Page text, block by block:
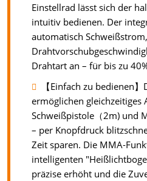
Einstellrad lässt sich der
intuitiv bedienen. Der
automatisch
Drahtart an – für bis zu
【Einfach zu bedienen
ermöglichen gleichzeitiges
Schweißpistole（2m) und
– per Knopfdruck
Zeit sparen. Die MMA-
intelligenten
präzise erhöht und die